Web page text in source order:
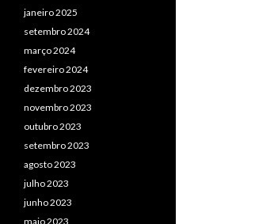
janeiro 2025
setembro 2024
março 2024
fevereiro 2024
dezembro 2023
novembro 2023
outubro 2023
setembro 2023
agosto 2023
julho 2023
junho 2023
maio 2023